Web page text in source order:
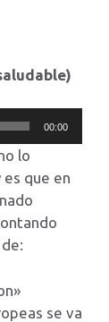
00:00
lo
que en
se va